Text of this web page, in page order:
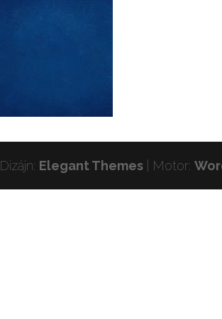
Dizájn: Elegant Themes | Motor: